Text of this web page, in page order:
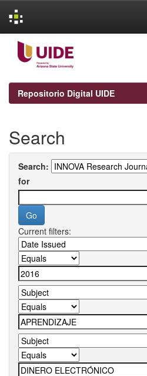
navigation
Repositorio Digital UIDE
Search
Search:
for
Current filters: